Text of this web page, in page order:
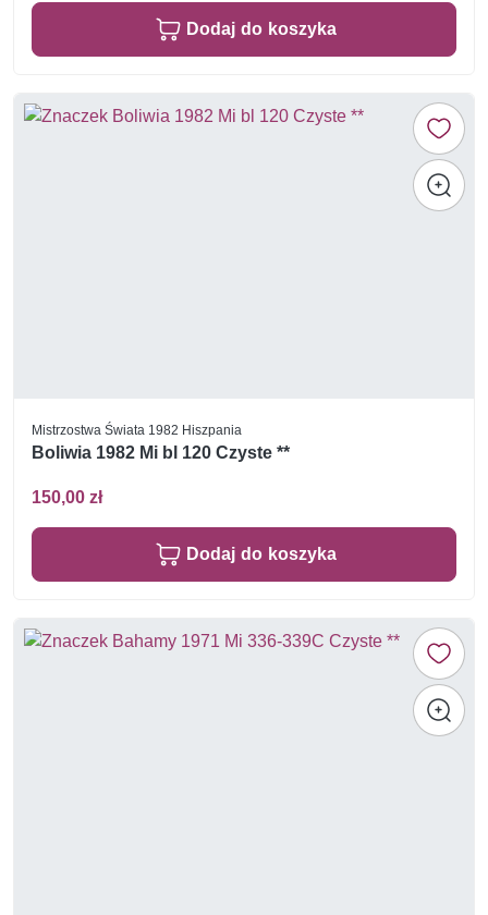
Dodaj do koszyka
Mistrzostwa Świata 1982 Hiszpania
Boliwia 1982 Mi bl 120 Czyste **
150,00 zł
Dodaj do koszyka